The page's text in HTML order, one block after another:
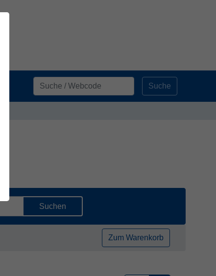
Suche
Suchen
Zum Warenkorb